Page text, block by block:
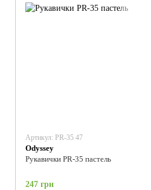
Артикул: PR-35 47
Odyssey
Рукавички PR-35 пастель
247 грн